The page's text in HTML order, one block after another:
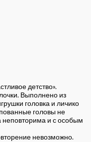
детство».
Выполнено из
головка и личико
головы не
неповторима и с особым
невозможно.